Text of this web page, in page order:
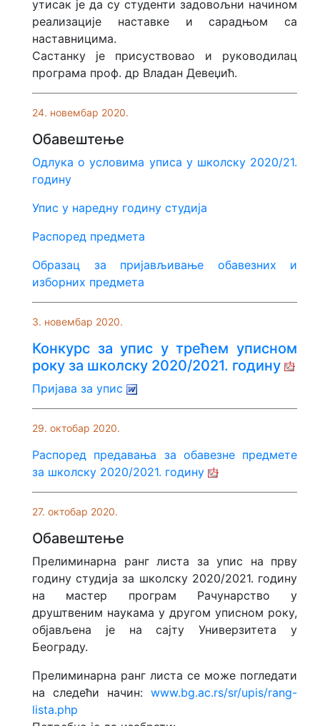
утисак је да су студенти задовољни начином
реализације наставке и сарадњом са
наставницима.
Састанку је присуствовао и руководилац
програма проф. др Владан Девеџић.
24. новембар 2020.
Обавештење
Одлука о условима уписа у школску 2020/21.
годину
Упис у наредну годину студија
Распоред предмета
Образац за пријављивање обавезних и
изборних предмета
3. новембар 2020.
Конкурс за упис у трећем уписном
року за школску 2020/2021. годину
Пријава за упис
29. октобар 2020.
Распоред предавања за обавезне предмете
за школску 2020/2021. годину
27. октобар 2020.
Обавештење
Прелиминарна ранг листа за упис на прву
годину студија за школску 2020/2021. годину
на мастер програм Рачунарство у
друштвеним наукама у другом уписном року,
објављена је на сајту Универзитета у
Београду.
Прелиминарна ранг листа се може погледати
на следећи начин: www.bg.ac.rs/sr/upis/rang-
lista.php